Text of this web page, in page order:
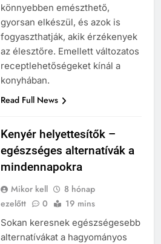
könnyebben emészthető,
gyorsan elkészül, és azok is
fogyaszthatják, akik érzékenyek
az élesztőre. Emellett változatos
receptlehetőségeket kínál a
konyhában.
Read Full News
Kenyér helyettesítők –
egészséges alternatívák a
mindennapokra
Mikor kell
8 hónap
ezelőtt
0 19 mins
Sokan keresnek egészségesebb
alternatívákat a hagyományos